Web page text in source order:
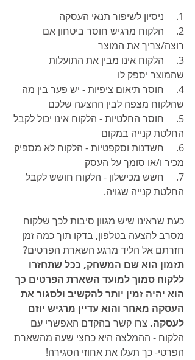
1.     ניסיון לשיפור תנאי העסקה
2.     הלקוח מרגיש חוסר ביטחון אם
רוצה/צריך את המוצר
3.     הלקוח אינו מבין את התועלות
שהמוצר יספק לו
4.     חוסר תיאום ציפיות - יש פער בין מה
שהלקוח מצפה לבין ההצעה שלכם
5.     חוסר החלטיות - הלקוח אינו יכול לקבל
החלטת קנייה במקום
6.     חשדנות וסקפטיות - הלקוח לא מספיק
מכיר ו/או סומך על העסק
7.     חשש מכישלון - הלקוח חושש לקבל
החלטת קנייה שגויה.
כעת שראינו שיש מגוון סיבות לכך שלקוח
מסרב להצעה בטלפון, בדקו תוך כמה זמן
חזרתם אל הליד מרגע השארת הפרטים?
תזמון הוא שם המשחק, ככל שתחזרו
ללקוח סמוך למועד השארת הפרטים כך
הוא יהיה זמין יותר להקשיב ולסגור את
העסקה מאחר והוא עדיין מרגיש יוזם
לעסקה. צרו קשר בהקדם האפשרי עם
הלקוח - ההמלצה היא כחצי שעה מהשארת
הפרטי- כך תעלו את אחוזי הסגירה!